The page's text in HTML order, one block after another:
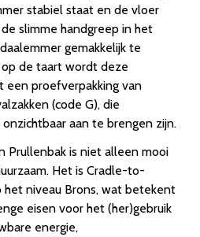
stabiel staat en de vloer
slimme handgreep in het
gemakkelijk te
op de taart wordt deze
een proefverpakking van
(code G), die
aan te brengen zijn.
Prullenbak is niet alleen mooi
Het is Cradle-to-
het niveau Brons, wat betekent
eisen voor het (her)gebruik
energie,